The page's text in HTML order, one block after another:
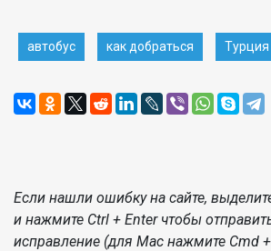
автобус как добраться Турция
Если нашли ошибку на сайте,
и нажмите Ctrl + Enter чтобы
исправление (для Mac нажмите Cmd